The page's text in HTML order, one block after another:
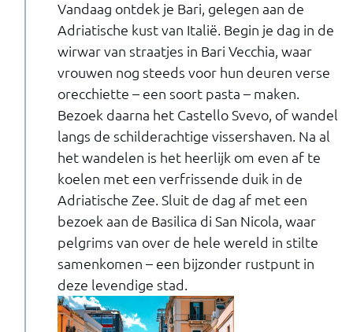
Vandaag ontdek je Bari, gelegen aan de
Adriatische kust van Italië. Begin je dag in de
wirwar van straatjes in Bari Vecchia, waar
vrouwen nog steeds voor hun deuren verse
orecchiette – een soort pasta – maken.
Bezoek daarna het Castello Svevo, of wandel
langs de schilderachtige vissershaven. Na al
het wandelen is het heerlijk om even af te
koelen met een verfrissende duik in de
Adriatische Zee. Sluit de dag af met een
bezoek aan de Basilica di San Nicola, waar
pelgrims van over de hele wereld in stilte
samenkomen – een bijzonder rustpunt in
deze levendige stad.